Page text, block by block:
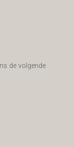
de volgende